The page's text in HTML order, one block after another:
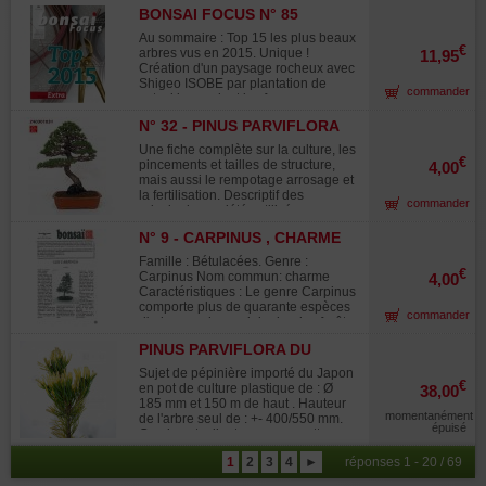
magazine !
bonsai et travaux sur les racines
article japonais. Les tablettes a
bonsai a partir de bois flottés
assemblés et travaillé. La défoliation
sur arbres caduques. Farand Bloch
travaux sur juniperus sabina. Suiseki
Poteries d'artistes de Sara Rayner.
nigra austriarca. Et nombre d'autres
articles passionnants !
BONSAI FOCUS N° 85
Au sommaire : Top 15 les plus beaux
arbres vus en 2015. Unique !
Création d'un paysage rocheux avec
Shigeo ISOBE par plantation de
satsuki rappelant les fameux
Travaux de sélection des aiguilles
sur pinus thunbergii. Relookage par
changement de face sur acer
buergerianum kabudachi.
Masashiko Kimura travaille un
juniperus imposant au profil
thunbergii. Evolution d'une forêt de
TICKLE. Les poteries de Antonio
Zicarelli. Juniperus sabina travaillé
par Giacomo Pallardo le nid d'aigle.
La passion du bonsai de Jordi
souffle. Peter Waren marcotte un
pommier.
11,95€
commander
N° 32 - PINUS PARVIFLORA
SOUS ESPÈCE PINUS
PENTAPH
Une fiche complète sur la culture, les
pincements et tailles de structure,
mais aussi le rempotage arrosage et
la fertilisation. Descriptif des
principales variétés utilisées en
espèce pinus pentaphylla
4,00€
commander
N° 9 - CARPINUS , CHARME
Famille : Bétulacées. Genre :
Carpinus Nom commun: charme
Caractéristiques : Le genre Carpinus
comporte plus de quarante espèces
d'arbres caducs originaire des forêts
nord. La plus connue en France est
le Carpinus betulus, commun dans
les forêts et très utilisé pour la
confection de haies champêtres. Sa
hauteur se situe entre 10 à 15
mètres. Les feuilles sont légèrement
gaufrées avec des bords dentelés,
allant selon les espèces de 3 à 15
centimètres. Vert tendre au
4,00€
commander
PINUS PARVIFLORA DU
JAPON "GOLDILOCK"
Sujet de pépinière importé du Japon
en pot de culture plastique de : Ø
185 mm et 150 m de haut . Hauteur
de l'arbre seul de : +- 400/550 mm.
Ce pin est a ligaturer pour mettre en
place les plateaux, il pourra aussi
être rempoté dans une poterie a
bonsaï non émaillée de préférence.
38,00€
momentanément
épuisé
1 2 3 4 ► réponses 1 - 20 / 69